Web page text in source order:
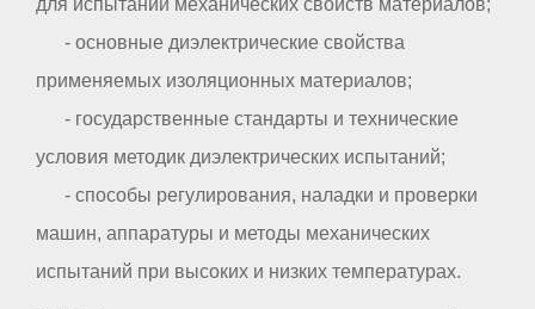
- основные диэлектрические свойства
применяемых изоляционных материалов;
- государственные стандарты и технические
условия методик диэлектрических испытаний;
- способы регулирования, наладки и проверки
машин, аппаратуры и методы механических
испытаний при высоких и низких температурах.